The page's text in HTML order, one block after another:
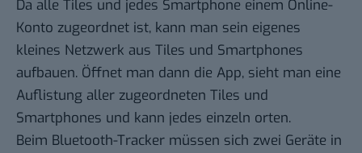
Da alle Tiles und jedes Smartphone einem Online-
Konto zugeordnet ist, kann man sein eigenes
kleines Netzwerk aus Tiles und Smartphones
aufbauen. Öffnet man dann die App, sieht man eine
Auflistung aller zugeordneten Tiles und
Smartphones und kann jedes einzeln orten.
Beim Bluetooth-Tracker müssen sich zwei Geräte in